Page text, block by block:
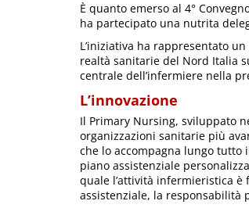
È quanto emerso al 4°
ha partecipato una nutrita
L’iniziativa ha rappresentato
realtà sanitarie del Nord Italia
centrale dell’infermiere nella
L’innovazione
Il Primary Nursing, sviluppato
organizzazioni sanitarie più
che lo accompagna lungo
piano assistenziale
quale l’attività infermieristica
assistenziale, la responsabilità